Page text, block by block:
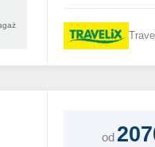
od